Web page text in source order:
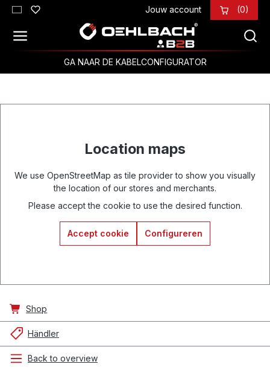
Ga naar de hoofdinhoud Jouw account (0)
GA NAAR DE KABELCONFIGURATOR
Location maps
We use OpenStreetMap as tile provider to show you visually
the location of our stores and merchants.
Please accept the cookie to use the desired function.
Accept cookie Configureren
Shop
Händler
Back to overview